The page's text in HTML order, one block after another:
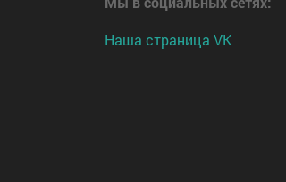
Наша страница VK